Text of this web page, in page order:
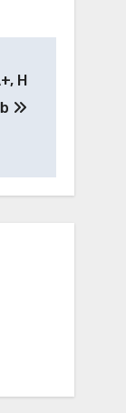
H